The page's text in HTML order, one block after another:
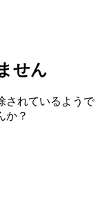
せん
されているようで
か？